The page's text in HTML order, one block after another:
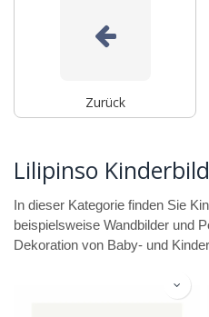
Zurück
Lilipinso
In dieser Kategorie finden Sie
beispielsweise Wandbilder und
Dekoration von Baby- und